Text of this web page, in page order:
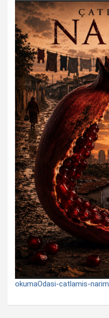
okumaOdasi-catlamis-narim-